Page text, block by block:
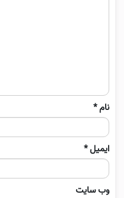
نام*
ایمیل*
وب‌ سایت